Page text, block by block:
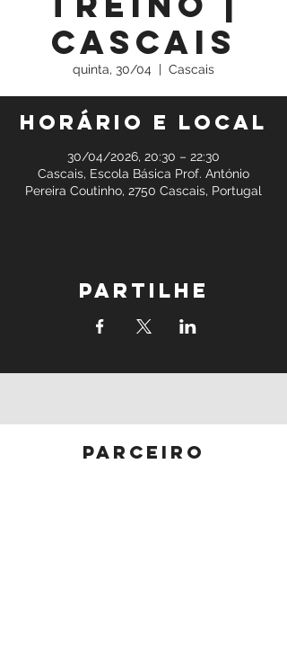
Cascais
quinta, 30/04
  |
Cascais
Horário e local
30/04/2026, 20:30 – 22:30
Cascais, Escola Básica Prof. António
Pereira Coutinho, 2750 Cascais, Portugal
Partilhe
parceiro